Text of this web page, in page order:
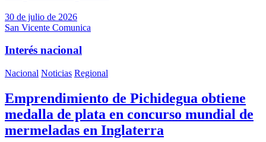
30 de julio de 2026
San Vicente Comunica
Interés nacional
Nacional Noticias Regional
Emprendimiento de Pichidegua obtiene
medalla de plata en concurso mundial de
mermeladas en Inglaterra